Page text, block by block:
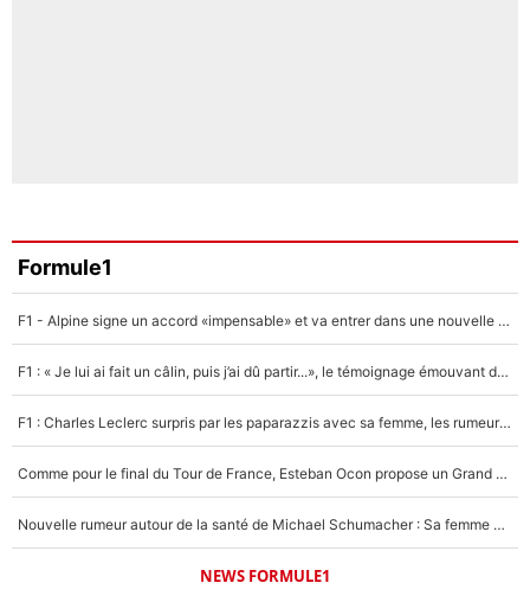
Formule1
F1 - Alpine signe un accord «impensable» et va entrer dans une nouvelle dimension : Grande nouvelle pour Pierre Gasly !
F1 : « Je lui ai fait un câlin, puis j’ai dû partir...», le témoignage émouvant de Max Verstappen sur sa fille
F1 : Charles Leclerc surpris par les paparazzis avec sa femme, les rumeurs étaient vraies !
Comme pour le final du Tour de France, Esteban Ocon propose un Grand Prix de Formule 1 à Paris : «Autour de l’Arc de Triomphe, ce serait génial» !
Nouvelle rumeur autour de la santé de Michael Schumacher : Sa femme Corinna sort du silence
NEWS FORMULE1